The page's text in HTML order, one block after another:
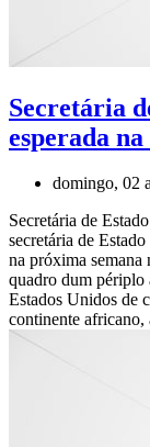
Secretária
esperada
domingo, 02
Secretária de
secretária de
na próxima
quadro dum périplo
Estados Unidos de
continente africano,